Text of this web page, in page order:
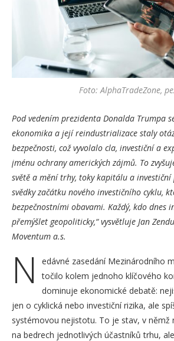
Foto: AlphaTradeZone,
Pod vedením prezidenta Donalda Trumpa
ekonomika a její reindustrializace staly
bezpečnosti, což vyvolalo cla, investiční a
jménu ochrany amerických zájmů. To
světě a mění trhy, toky kapitálu a investiční
svědky začátku nového investičního cyklu,
bezpečnostními obavami. Každý, kdo dnes
přemýšlet geopoliticky,“ vysvětluje Jan
Moventum a.s.
N
edávné zasedání Mezinárodního
točilo kolem jednoho klíčového
dominuje ekonomické debatě:
jen o cyklická nebo investiční rizika, ale
systémovou nejistotu. To je stav, v němž
na bedrech jednotlivých účastníků trhu,